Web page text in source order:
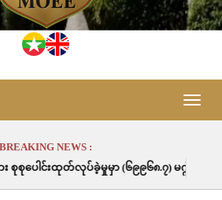
Toggle
BREAKING NEWS :
မှာ (၆၉၉၆၈.၇) မဂ္ဂါဝပ်နာရီဖြစ်ပါသည်။